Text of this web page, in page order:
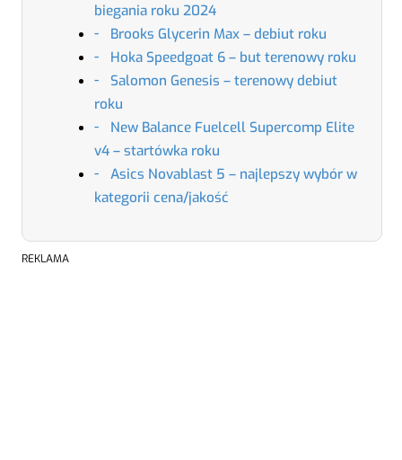
biegania roku 2024
Brooks Glycerin Max – debiut roku
Hoka Speedgoat 6 – but terenowy roku
Salomon Genesis – terenowy debiut
roku
New Balance Fuelcell Supercomp Elite
v4 – startówka roku
Asics Novablast 5 – najlepszy wybór w
kategorii cena/jakość
REKLAMA